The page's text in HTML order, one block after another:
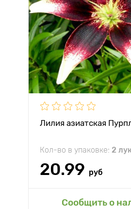
Лилия азиатская
Кол-во в упаковке: 2
20.99 руб
Сообщить о